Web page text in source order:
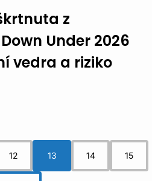
z
Under 2026
vedra a riziko
12 13 14 15